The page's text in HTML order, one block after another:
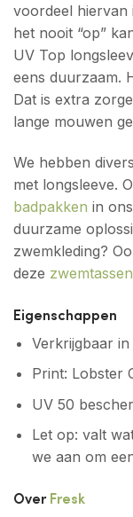
voordeel hiervan
het nooit “op”
UV Top
eens duurzaam.
Dat is extra
lange mouwen
We hebben
met longsleeve.
badpakken in
duurzame
zwemkleding?
deze zwemtassen
Eigenschappen
Verkrijgbaar in
Print: Lobster
UV 50
Let op: valt
we aan om
OverFresk